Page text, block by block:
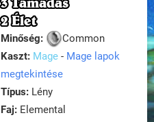
3 Támadás
2 Élet
Minőség:
Common
Kaszt: Mage - Mage lapok
megtekintése
Típus: Lény
Faj: Elemental